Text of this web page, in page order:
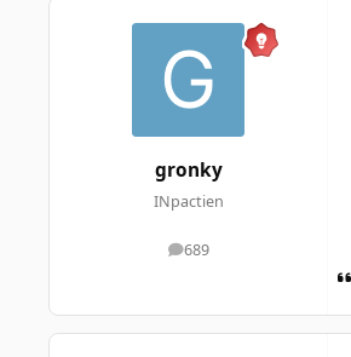
gronky
INpactien
689
messages